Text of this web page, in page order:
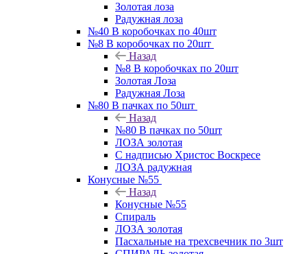
Золотая лоза
Радужная лоза
№40 В коробочках по 40шт
№8 В коробочках по 20шт
Назад
№8 В коробочках по 20шт
Золотая Лоза
Радужная Лоза
№80 В пачках по 50шт
Назад
№80 В пачках по 50шт
ЛОЗА золотая
С надписью Христос Воскресе
ЛОЗА радужная
Конусные №55
Назад
Конусные №55
Спираль
ЛОЗА золотая
Пасхальные на трехсвечник по 3шт